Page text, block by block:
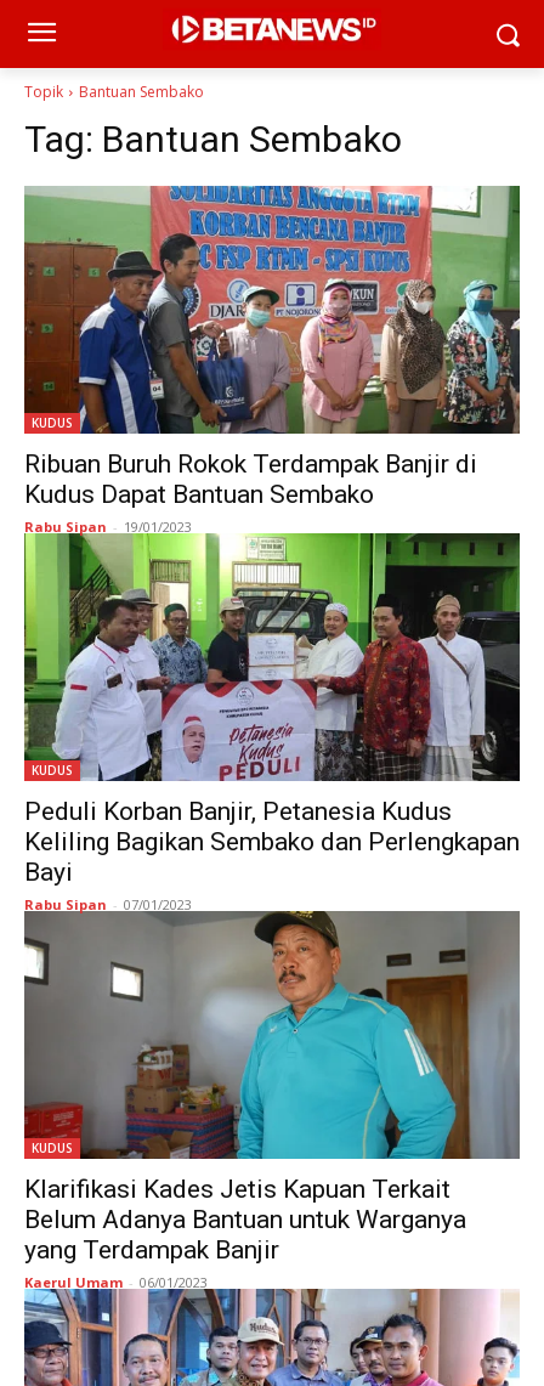
Topik Bantuan Sembako
Tag: Bantuan Sembako
KUDUS
Ribuan Buruh Rokok Terdampak Banjir di
Kudus Dapat Bantuan Sembako
Rabu Sipan - 19/01/2023
KUDUS
Peduli Korban Banjir, Petanesia Kudus
Keliling Bagikan Sembako dan Perlengkapan
Bayi
Rabu Sipan - 07/01/2023
KUDUS
Klarifikasi Kades Jetis Kapuan Terkait
Belum Adanya Bantuan untuk Warganya
yang Terdampak Banjir
Kaerul Umam - 06/01/2023